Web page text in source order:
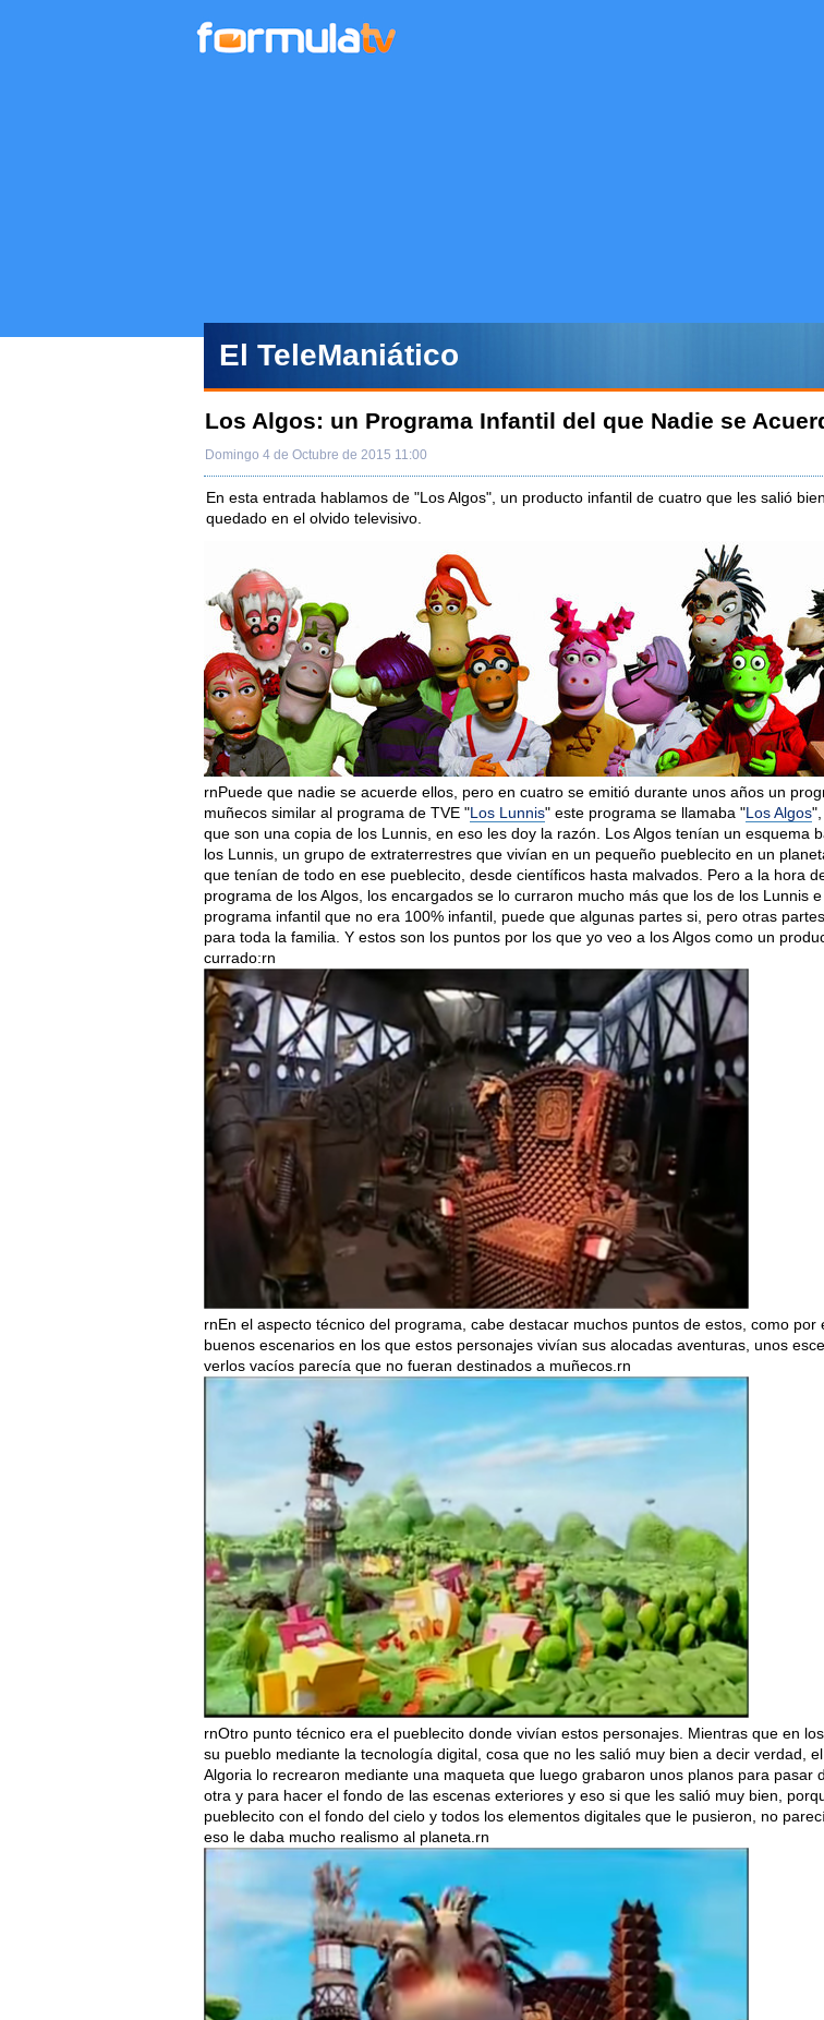
El TeleManiático
Los Algos: un Programa Infantil del que Nadie se
Domingo 4 de Octubre de 2015 11:00
En esta entrada hablamos de "Los Algos", un producto infantil de cuatro que les salió
quedado en el olvido televisivo.
rnPuede que nadie se acuerde ellos, pero en cuatro se emitió durante unos años un
muñecos similar al programa de TVE "Los Lunnis" este programa se llamaba "Los Algos
que son una copia de los Lunnis, en eso les doy la razón. Los Algos tenían un esquema
los Lunnis, un grupo de extraterrestres que vivían en un pequeño pueblecito en un
que tenían de todo en ese pueblecito, desde científicos hasta malvados. Pero a la hora
programa de los Algos, los encargados se lo curraron mucho más que los de los Lunnis
programa infantil que no era 100% infantil, puede que algunas partes si, pero otras
para toda la familia. Y estos son los puntos por los que yo veo a los Algos como un
currado:rn
rnEn el aspecto técnico del programa, cabe destacar muchos puntos de estos, como por
buenos escenarios en los que estos personajes vivían sus alocadas aventuras, unos
verlos vacíos parecía que no fueran destinados a muñecos.rn
rnOtro punto técnico era el pueblecito donde vivían estos personajes. Mientras que en
su pueblo mediante la tecnología digital, cosa que no les salió muy bien a decir verdad,
Algoria lo recrearon mediante una maqueta que luego grabaron unos planos para pasar
otra y para hacer el fondo de las escenas exteriores y eso si que les salió muy bien,
pueblecito con el fondo del cielo y todos los elementos digitales que le pusieron, no
eso le daba mucho realismo al planeta.rn